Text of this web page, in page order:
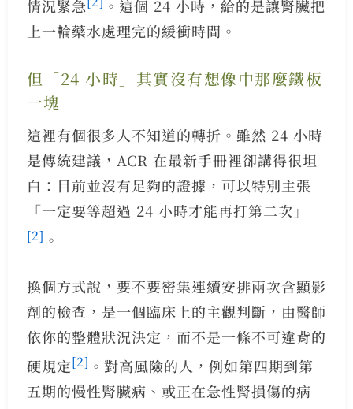
情況緊急
。這個 24 小時，給的是讓腎臟把
上一輪藥水處理完的緩衝時間。
但「24 小時」其實沒有想像中那麼鐵板
一塊
這裡有個很多人不知道的轉折。雖然 24 小時
是傳統建議，ACR 在最新手冊裡卻講得很坦
白：目前並沒有足夠的證據，可以特別主張
「一定要等超過 24 小時才能再打第二次」
[2] 。
換個方式說，要不要密集連續安排兩次含顯影
劑的檢查，是一個臨床上的主觀判斷，由醫師
依你的整體狀況決定，而不是一條不可違背的
硬規定[2] 。對高風險的人，例如第四期到第
五期的慢性腎臟病、或正在急性腎損傷的病